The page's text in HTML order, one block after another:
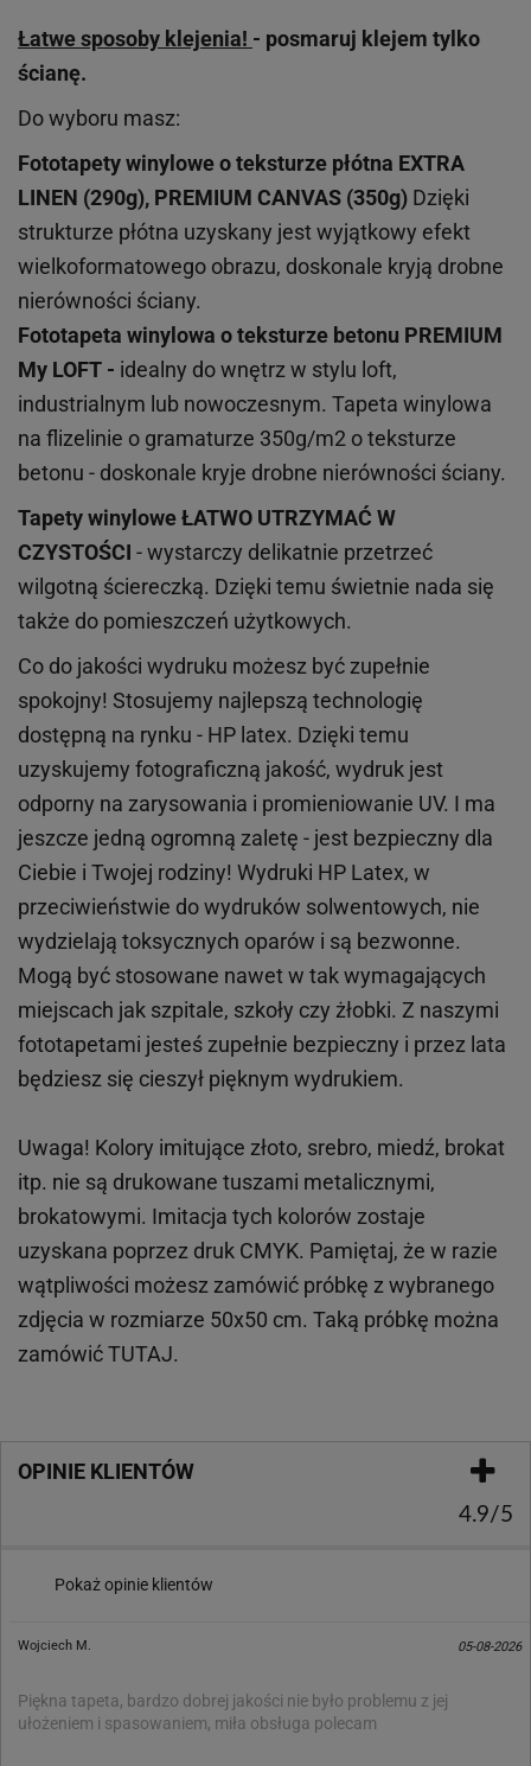
Łatwe sposoby klejenia! - posmaruj klejem tylko
ścianę.
Do wyboru masz:
Fototapety winylowe oteksturze płótna EXTRA
LINEN (290g), PREMIUM CANVAS (350g) Dzięki
strukturze płótna uzyskany jest wyjątkowy efekt
wielkoformatowego obrazu, doskonale kryją drobne
nierówności ściany.
Fototapeta winylowa oteksturze betonu PREMIUM
My LOFT - idealny do wnętrz w stylu loft,
industrialnym lub nowoczesnym. Tapeta winylowa
na flizelinie o gramaturze 350g/m2 o teksturze
betonu - doskonale kryje drobne nierówności ściany.
Tapety winyloweŁATWO UTRZYMAĆ W
CZYSTOŚCI - wystarczy delikatnie przetrzeć
wilgotną ściereczką. Dzięki temu świetnie nada się
także do pomieszczeń użytkowych.
Co do jakości wydruku możesz być zupełnie
spokojny! Stosujemy najlepszą technologię
dostępną na rynku - HP latex. Dzięki temu
uzyskujemy fotograficzną jakość, wydruk jest
odporny na zarysowania i promieniowanie UV. I ma
jeszcze jedną ogromną zaletę - jest bezpieczny dla
Ciebie i Twojej rodziny! Wydruki HP Latex, w
przeciwieństwie do wydruków solwentowych, nie
wydzielają toksycznych oparów i są bezwonne.
Mogą być stosowane nawet w tak wymagających
miejscach jak szpitale, szkoły czy żłobki. Z naszymi
fototapetami jesteś zupełnie bezpieczny i przez lata
będziesz się cieszył pięknym wydrukiem.
Uwaga! Kolory imitujące złoto, srebro, miedź, brokat
itp. nie są drukowane tuszami metalicznymi,
brokatowymi. Imitacja tych kolorów zostaje
uzyskana poprzez druk CMYK. Pamiętaj, że w razie
wątpliwości możesz zamówić próbkę z wybranego
zdjęcia w rozmiarze 50x50 cm. Taką próbkę można
zamówićTUTAJ.
OPINIE KLIENTÓW
4.9/5
Pokaż opinie klientów
Wojciech M. 05-08-2026
Piękna tapeta, bardzo dobrej jakości nie było problemu z jej
ułożeniem i spasowaniem, miła obsługa polecam